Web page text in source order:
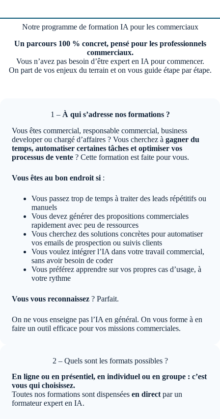
Notre programme de formation IA pour les commerciaux
Un parcours 100 % concret, pensé pour les professionnels
commerciaux.
Vous n’avez pas besoin d’être expert en IA pour commencer.
On part de vos enjeux du terrain et on vous guide étape par étape.
1 – À qui s’adresse nos formations ?
Vous êtes commercial, responsable commercial, business
developer ou chargé d’affaires ? Vous cherchez à gagner du
temps, automatiser certaines tâches et optimiser vos
processus de vente ? Cette formation est faite pour vous.
Vous êtes au bon endroit si :
Vous passez trop de temps à traiter des leads répétitifs ou
manuels
Vous devez générer des propositions commerciales
rapidement avec peu de ressources
Vous cherchez des solutions concrètes pour automatiser
vos emails de prospection ou suivis clients
Vous voulez intégrer l’IA dans votre travail commercial,
sans avoir besoin de coder
Vous préférez apprendre sur vos propres cas d’usage, à
votre rythme
Vous vous reconnaissez ? Parfait.
On ne vous enseigne pas l’IA en général. On vous forme à en
faire un outil efficace pour vos missions commerciales.
2 – Quels sont les formats possibles ?
En ligne ou en présentiel, en individuel ou en groupe : c’est
vous qui choisissez.
Toutes nos formations sont dispensées en directpar un
formateur expert en IA.